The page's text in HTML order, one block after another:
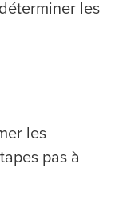
les
les
pas à